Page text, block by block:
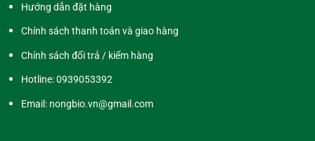
Hướng dẫn đặt hàng
Chính sách thanh toán và giao hàng
Chính sách đổi trả / kiểm hàng
Hotline:0939053392
Email: nongbio.vn@gmail.com